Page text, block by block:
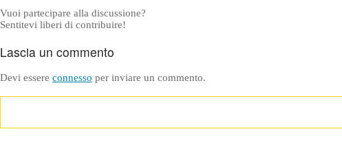
Vuoi partecipare alla discussione?
Sentitevi liberi di contribuire!
Lascia un commento
Devi essere connesso per inviare un commento.